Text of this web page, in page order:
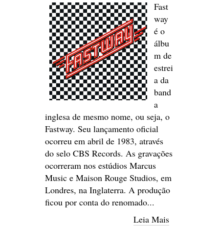
Fast
way
é o
álbu
m de
estrei
a da
band
a
inglesa de mesmo nome, ou seja, o
Fastway. Seu lançamento oficial
ocorreu em abril de 1983, através
do selo CBS Records. As gravações
ocorreram nos estúdios Marcus
Music e Maison Rouge Studios, em
Londres, na Inglaterra. A produção
ficou por conta do renomado...
Leia Mais